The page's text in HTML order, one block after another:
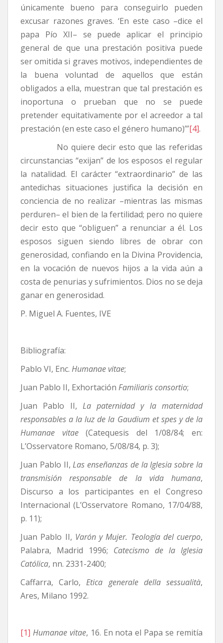
únicamente bueno para conseguirlo pueden
excusar razones graves. ‘En este caso –dice el
papa Pío XII– se puede aplicar el principio
general de que una prestación positiva puede
ser omitida si graves motivos, independientes de
la buena voluntad de aquellos que están
obligados a ella, muestran que tal prestación es
inoportuna o prueban que no se puede
pretender equitativamente por el acreedor a tal
prestación (en este caso el género humano)’”[4].
No quiere decir esto que las referidas
circunstancias “exijan” de los esposos el regular
la natalidad. El carácter “extraordinario” de las
antedichas situaciones justifica la decisión en
conciencia de no realizar –mientras las mismas
perduren– el bien de la fertilidad; pero no quiere
decir esto que “obliguen” a renunciar a él. Los
esposos siguen siendo libres de obrar con
generosidad, confiando en la Divina Providencia,
en la vocación de nuevos hijos a la vida aún a
costa de penurias y sufrimientos. Dios no se deja
ganar en generosidad.
P. Miguel A. Fuentes, IVE
Bibliografía:
Pablo VI, Enc. Humanae vitae;
Juan Pablo II, Exhortación Familiaris consortio;
Juan Pablo II, La paternidad y la maternidad
responsables a la luz de la Gaudium et spes y de la
Humanae vitae(Catequesis del 1/08/84; en:
L’Osservatore Romano, 5/08/84, p. 3);
Juan Pablo II,Las enseñanzas de la Iglesia sobre la
transmisión responsable de la vida humana,
Discurso a los participantes en el Congreso
Internacional (L’Osservatore Romano, 17/04/88,
p. 11);
Juan Pablo II, Varón y Mujer. Teología del cuerpo,
Palabra, Madrid 1996; Catecismo de la Iglesia
Católica, nn. 2331-2400;
Caffarra, Carlo,Etica generale della sessualità,
Ares, Milano 1992.
[1] Humanae vitae, 16. En nota el Papa se remitía